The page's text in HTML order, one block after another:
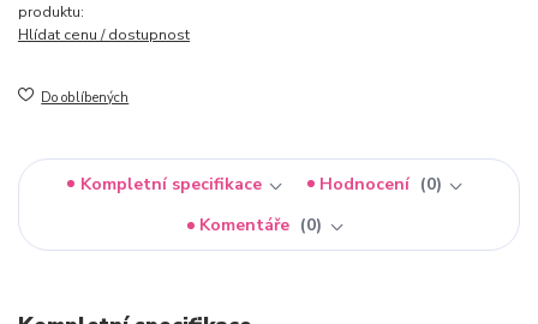
produktu:
Hlídat cenu / dostupnost
Do oblíbených
Kompletní specifikace Hodnocení
0
Komentáře
0